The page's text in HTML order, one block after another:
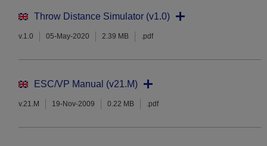
Throw Distance Simulator (v1.0)
v.1.0 05-May-2020 2.39 MB .pdf
ESC/VP Manual (v21.M)
v.21.M 19-Nov-2009 0.22 MB .pdf